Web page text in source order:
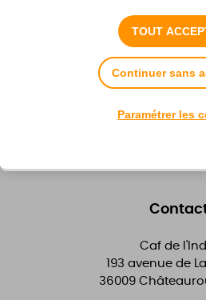
thématiques qui
Je m'inscris
Caf de
193 avenue de
36009
TOUT
Continuer sans
Paramétrer les